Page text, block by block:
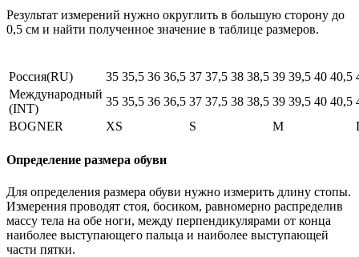
Результат измерений нужно округлить в большую сторону до
0,5 см и найти полученное значение в таблице размеров.
Россия(RU) 35 35,5 36 36,5 37 37,5 38 38,5 39 39,5 40 40,5
Международный
(INT)
35 35,5 36 36,5 37 37,5 38 38,5 39 39,5 40 40,5
BOGNER
XS S M
Определение размера обуви
Для определения размера обуви нужно измерить длину стопы.
Измерения проводят стоя, босиком, равномерно распределив
массу тела на обе ноги, между перпендикулярами от конца
наиболее выступающего пальца и наиболее выступающей
части пятки.